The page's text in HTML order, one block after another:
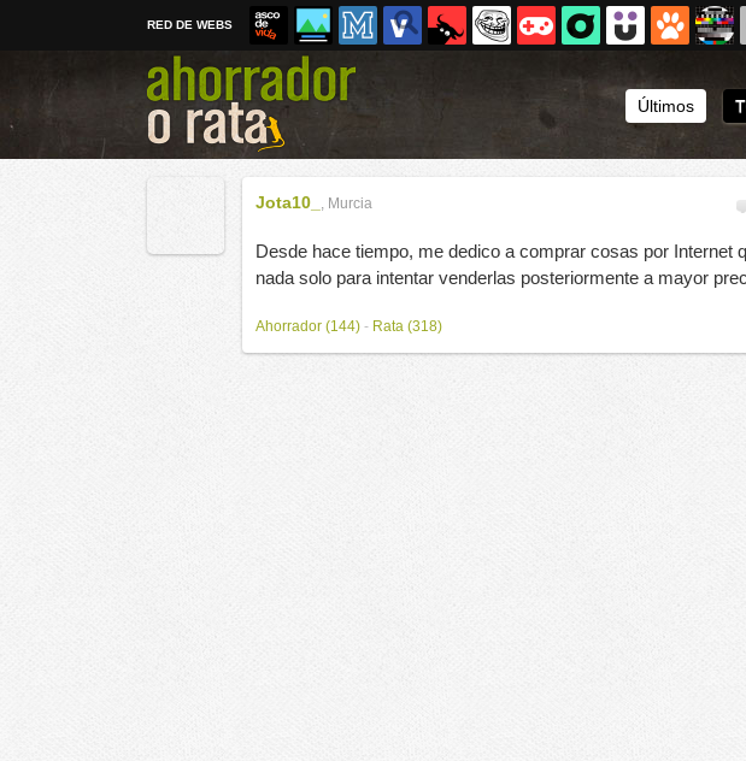
RED DE WEBS
Últimos
Jota10_ , Murcia
Desde hace tiempo, me dedico a comprar cosas por Internet
nada solo para intentar venderlas posteriormente a mayor
Ahorrador (144) - Rata (318)